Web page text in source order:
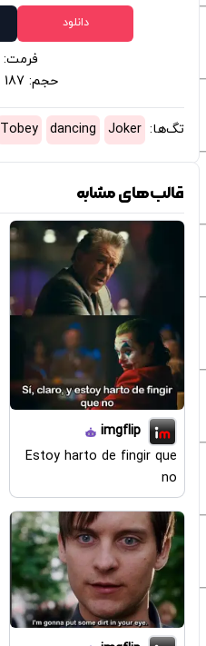
دانلود
فرمت: webp
حجم: 187 کیلوبایت
تگ‌ها: Joker
dancing
Tobey
قالب‌های مشابه
imgflip
Estoy harto de fingir que
no